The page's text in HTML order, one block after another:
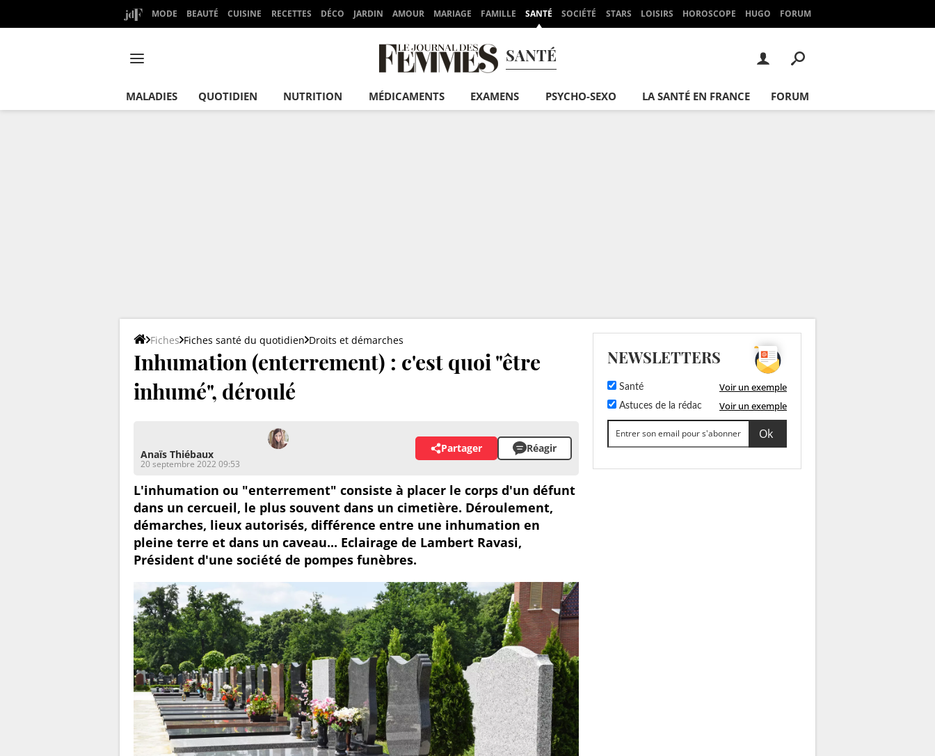
MODE BEAUTÉ CUISINE RECETTES DÉCO JARDIN AMOUR MARIAGE FAMILLE SANTÉ SOCIÉTÉ STARS LOISIRS HOROSCOPE HUGO FORUM
SANTÉ
MALADIES QUOTIDIEN NUTRITION MÉDICAMENTS EXAMENS PSYCHO-SEXO LA SANTÉ EN FRANCE FORUM
Fiches Fiches santé du quotidien Droits et démarches
Inhumation (enterrement) : c'est quoi "être
inhumé", déroulé
Anaïs Thiébaux
20 septembre 2022 09:53
Partager Réagir
L'inhumation ou "enterrement" consiste à placer le corps d'un défunt
dans un cercueil, le plus souvent dans un cimetière. Déroulement,
démarches, lieux autorisés, différence entre une inhumation en
pleine terre et dans un caveau... Eclairage de Lambert Ravasi,
Président d'une société de pompes funèbres.
NEWSLETTERS
Santé Voir un exemple
Astuces de la rédac Voir un exemple